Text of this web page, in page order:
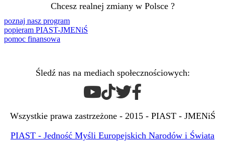
Chcesz realnej zmiany w Polsce ?
poznaj nasz program
popieram PIAST-JMENiŚ
pomoc finansowa
Śledź nas na mediach społecznościowych:
Wszystkie prawa zastrzeżone - 2015 - PIAST - JMENiŚ
PIAST - Jedność Myśli Europejskich Narodów i Świata